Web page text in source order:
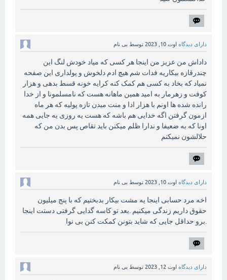
دارای دیدگاه اوت 10, 2023 توسط بی نام
داداش من عزیز من اینجا هر کسی که میاد خودش لنگ این
چندرقازه بیکاریه فدات شم هیچ ادم دلخوش و پولداری این صفحه
نمیاد که بخاد به کسی هم کمک کنه کرایه خونه قسط بدهی و هزار
کوفت و زهرمار به امید همین ماهانه هست که نامسلمونا و از خدا
رانده شده ها اونم با هزار ادا و منت میدن تازه پولیه که هر ماه
ازمون گرفتن اگه خدایی هم باشه که هست یه روزی یه جایی همه
اونا که به ضعیفا و ندارا ظلم میکنن باید تقاص پس بدن من که
حلالشون نمیکنم
دارای دیدگاه اوت 10, 2023 توسط بی نام
اخه مرد حسابی اینجا یه مشت بیکار بدبختیم که با پنج میلیون
حقوق داریم زندگی میکنیم .بعد تو کاسه گدایی گرفتی دستت اینجا
.برو حداقل جایی که شاید بتونن کمکت کنن بی نوا
دارای دیدگاه اوت 12, 2023 توسط بی نام